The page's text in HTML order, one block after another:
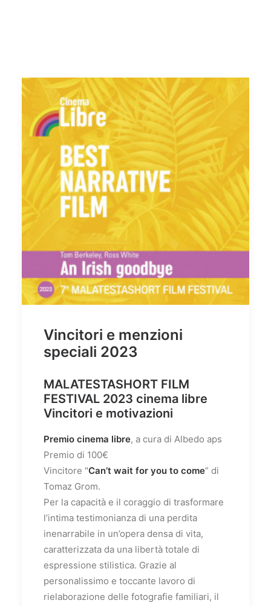
Vincitori e menzioni
speciali 2023
MALATESTASHORT FILM
FESTIVAL 2023 cinema libre
Vincitori e motivazioni
Premio cinema libre, a cura di Albedo aps
Premio di 100€
Vincitore "Can’t wait for you to come” di
Tomaz Grom.
Per la capacità e il coraggio di trasformare
l’intima testimonianza di una perdita
inenarrabile in un’opera densa di vita,
caratterizzata da una libertà totale di
espressione stilistica. Grazie al
personalissimo e toccante lavoro di
rielaborazione delle fotografie familiari, il